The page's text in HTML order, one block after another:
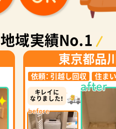
地域実績No.1
東京都品
依頼： 引越し回収 住まい
キレイに
なりました！